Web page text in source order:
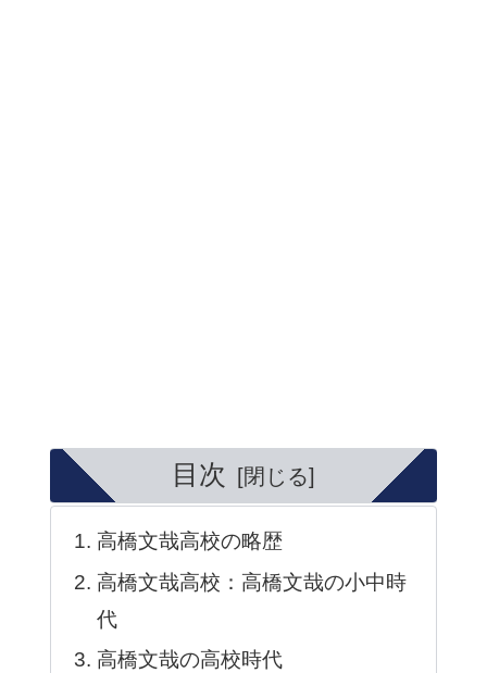
目次
高橋文哉高校の略歴
高橋文哉高校：高橋文哉の小中時
代
高橋文哉の高校時代